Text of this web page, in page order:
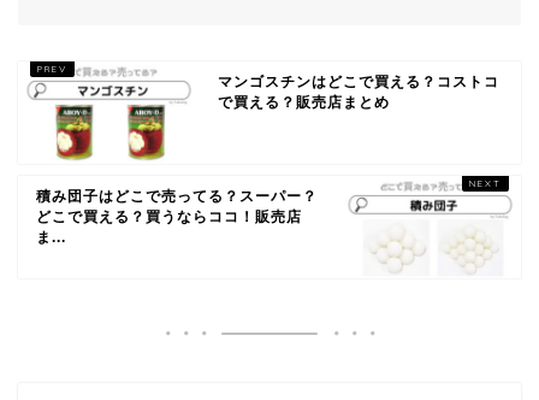
マンゴスチンはどこで買える？コストコ
で買える？販売店まとめ
積み団子はどこで売ってる？スーパー？
どこで買える？買うならココ！販売店
ま...